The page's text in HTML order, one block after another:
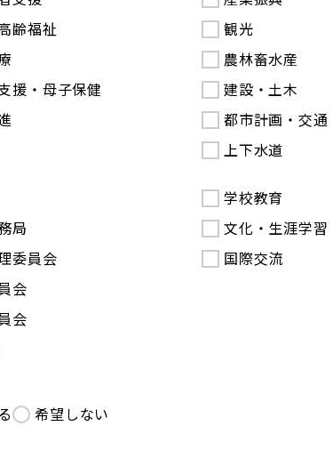
齢福祉
援・母子保健
観光
農林畜水産
建設・土木
都市計画・交通
上下水道
局
委員会
会
会
学校教育
文化・生涯学習
国際交流
希望しない